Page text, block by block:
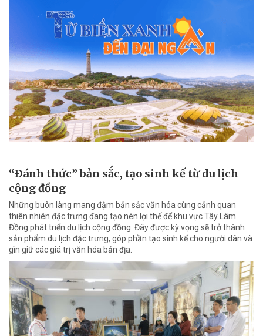
“Ðánh thức” bản sắc, tạo sinh kế từ du lịch
cộng đồng
Những buôn làng mang đậm bản sắc văn hóa cùng cảnh quan
thiên nhiên đặc trưng đang tạo nên lợi thế để khu vực Tây Lâm
Đồng phát triển du lịch cộng đồng. Đây được kỳ vọng sẽ trở thành
sản phẩm du lịch đặc trưng, góp phần tạo sinh kế cho người dân và
gìn giữ các giá trị văn hóa bản địa.